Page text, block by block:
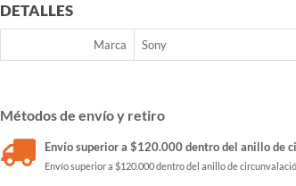
DETALLES
Marca Sony
Métodos de envío y retiro
Envío superior a $120.000 dentro del anillo de
Envío superior a $120.000 dentro del anillo de